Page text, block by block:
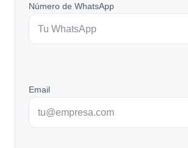
Número de WhatsApp
Email